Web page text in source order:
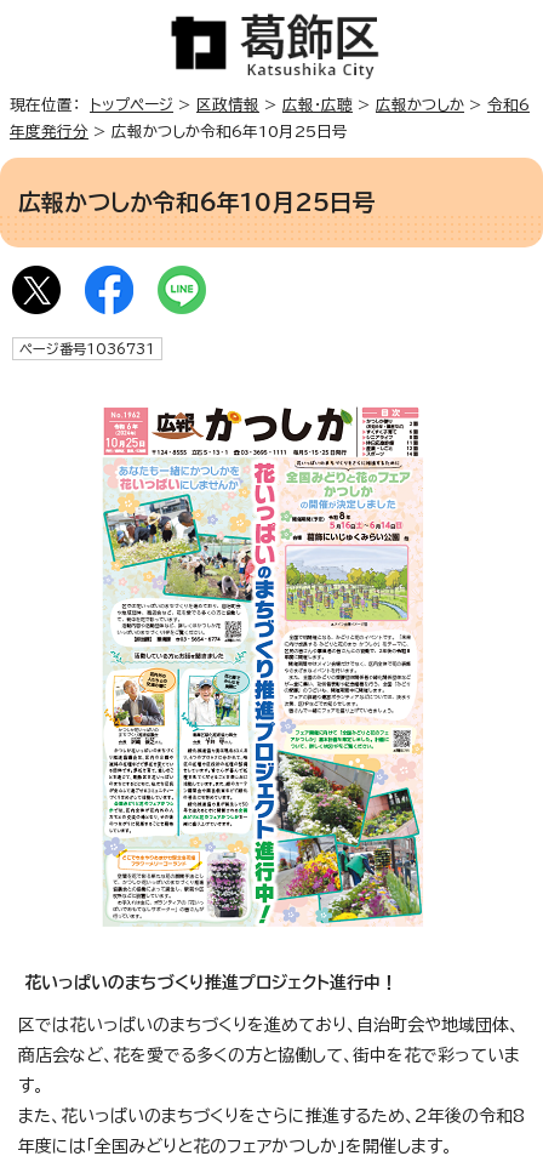
現在位置： トップページ > 区政情報 > 広報・広聴 > 広報かつしか > 令和6
年度発行分 > 広報かつしか令和6年10月25日号
広報かつしか令和6年10月25日号
ページ番号1036731
花いっぱいのまちづくり推進プロジェクト進行中！
区では花いっぱいのまちづくりを進めており、自治町会や地域団体、
商店会など、花を愛でる多くの方と協働して、街中を花で彩っていま
す。
また、花いっぱいのまちづくりをさらに推進するため、2年後の令和8
年度には「全国みどりと花のフェアかつしか」を開催します。